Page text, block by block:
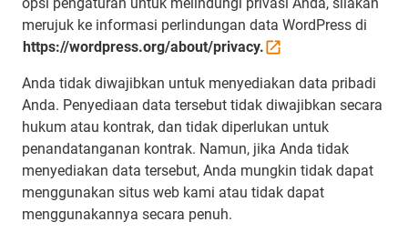
merujuk ke informasi perlindungan data WordPress di
https://wordpress.org/about/privacy.
Anda tidak diwajibkan untuk menyediakan data pribadi
Anda. Penyediaan data tersebut tidak diwajibkan secara
hukum atau kontrak, dan tidak diperlukan untuk
penandatanganan kontrak. Namun, jika Anda tidak
menyediakan data tersebut, Anda mungkin tidak dapat
menggunakan situs web kami atau tidak dapat
menggunakannya secara penuh.